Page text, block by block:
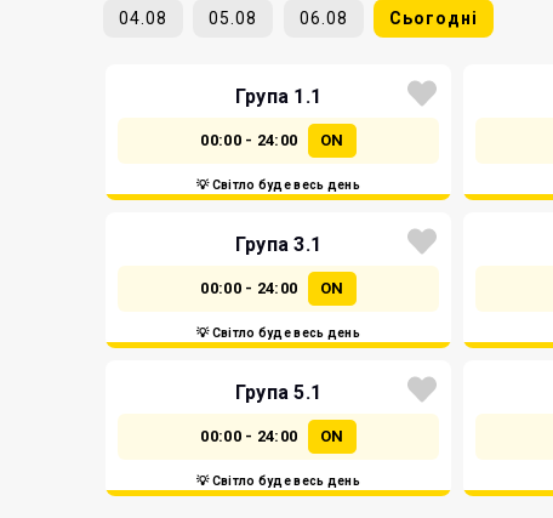
04.08 05.08 06.08 Сьогодні
Група 1.1
00:00 - 24:00 ON
💡 Світло буде весь день
Група 3.1
00:00 - 24:00 ON
💡 Світло буде весь день
Група 5.1
00:00 - 24:00 ON
💡 Світло буде весь день